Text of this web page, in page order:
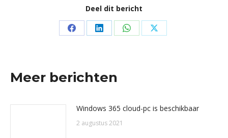
Deel dit bericht
Deel
Deel
Deel
Deel
Meer berichten
Windows 365 cloud-pc is beschikbaar
2 augustus 2021